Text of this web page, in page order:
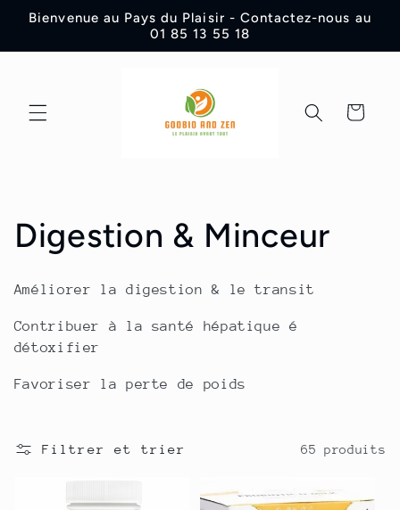
passer
contenu
Bienvenue au Pays du Plaisir - Contactez-nous au
01 85 13 55 18
Panier
C
o
l
l
e
c
Digestion & Minceur
Améliorer la digestion & le transit
Contribuer à la santé hépatique é
détoxifier
Favoriser la perte de poids
Filtrer et trier 65 produits